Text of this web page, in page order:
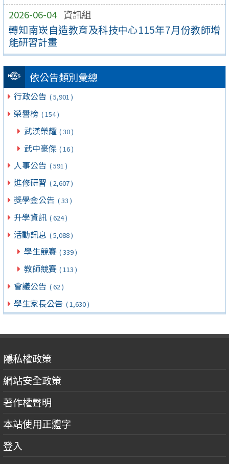
2026-06-04 資訊組
轉知南崁自造教育及科技中心115年7月份教師增
能研習計畫
依公告類別彙總
行政公告 ( 5,901 )
榮譽榜 ( 154 )
武漢榮耀 ( 30 )
武中豪傑 ( 16 )
人事公告 ( 591 )
進修研習 ( 2,607 )
獎學金公告 ( 33 )
升學資訊 ( 624 )
活動訊息 ( 5,088 )
學生競賽 ( 339 )
教師競賽 ( 113 )
會議公告 ( 62 )
學生家長公告 ( 1,630 )
隱私權政策
網站安全政策
著作權聲明
本站使用正體字
登入